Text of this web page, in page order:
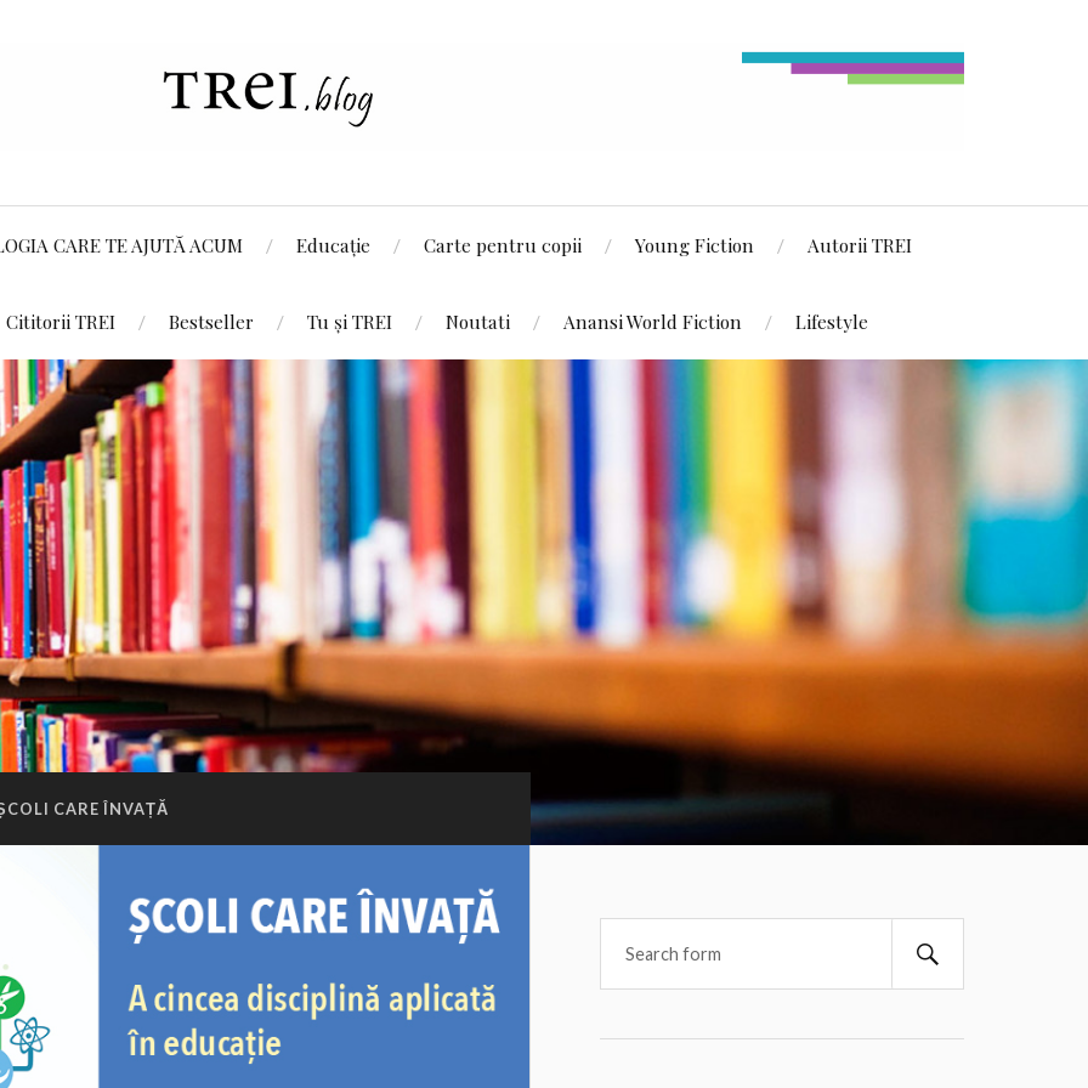
CARE TE AJUTĂ ACUM Educație Carte pentru copii Young Fiction Autorii TREI
Cititorii TREI Bestseller Tu și TREI Noutati Anansi World Fiction Lifestyle
CARE ÎNVAȚĂ